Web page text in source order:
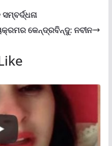
କେନ୍ଦ୍ରବିନ୍ଦୁ: ନବୀନ